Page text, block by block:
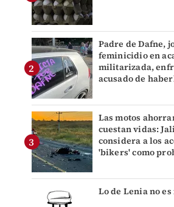
Padre de Dafne,
feminicidio en
militarizada,
acusado de
Las motos
cuestan vidas:
considera a los
'bikers' como
Lo de Lenia no